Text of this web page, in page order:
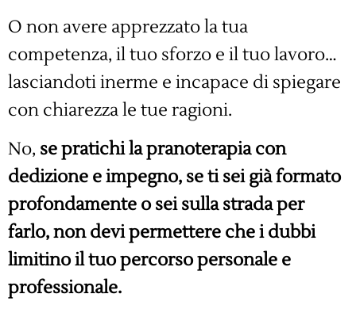
O non avere apprezzato la tua
competenza, il tuo sforzo e il tuo lavoro…
lasciandoti inerme e incapace di spiegare
con chiarezza le tue ragioni.
No, se pratichi la pranoterapia con
dedizione e impegno, se ti sei già formato
profondamente o sei sulla strada per
farlo, non devi permettere che i dubbi
limitino il tuo percorso personale e
professionale.